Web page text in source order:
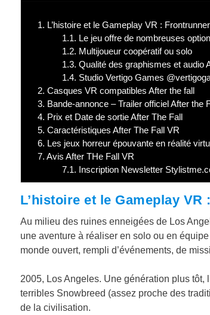
1. L’histoire et le Gameplay VR :
1.1. Le jeu offre de nombreuses
1.2. Multijoueur coopératif ou solo
1.3. Qualité des graphismes et audio
1.4. Studio Vertigo Games
2. Casques VR compatibles After the fall
3. Bande-annonce – Trailer officiel After the
4. Prix et Date de sortie After The Fall
5. Caractéristiques After The Fall VR
6. Les jeux horreur épouvante en réalité
7. Avis After THe Fall VR
7.1. Inscription Newsletter
L’histoire et le Gameplay
Au milieu des ruines enneigées de Los
une aventure à réaliser en solo ou en
monde ouvert, rempli d’événements, de
2005, Los Angeles. Une génération plus
terribles Snowbreed (assez proche des
de la civilisation.